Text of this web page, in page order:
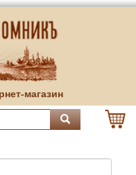
магазин